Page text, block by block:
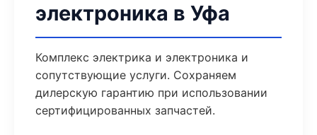
электроника в Уфа
Комплекс электрика и электроника и
сопутствующие услуги. Сохраняем
дилерскую гарантию при использовании
сертифицированных запчастей.